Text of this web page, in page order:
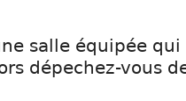
salle équipée
dépechez-vous